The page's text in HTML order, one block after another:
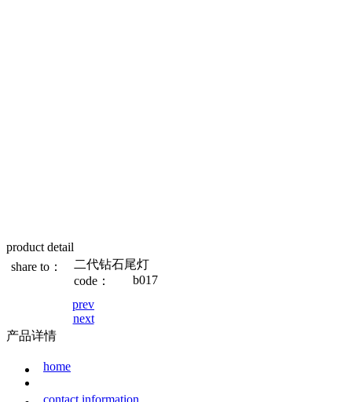
product detail
share to：
二代钻石尾灯
code：
b017
prev
next
产品详情
home
contact information